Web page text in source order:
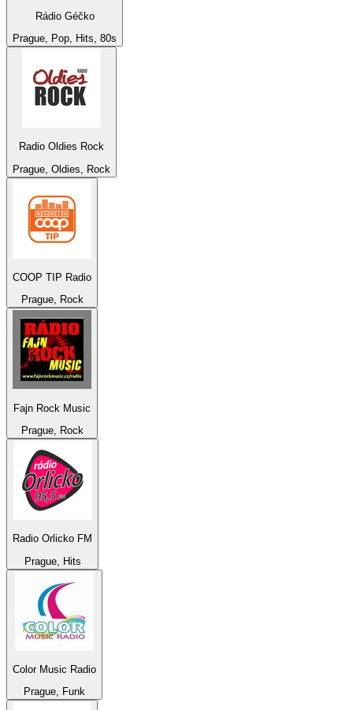
Rádio Géčko
Prague, Pop, Hits, 80s
Radio Oldies Rock
Prague, Oldies, Rock
COOP TIP Radio
Prague, Rock
Fajn Rock Music
Prague, Rock
Radio Orlicko FM
Prague, Hits
Color Music Radio
Prague, Funk